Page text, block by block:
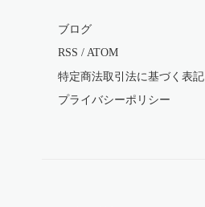
ブログ
RSS / ATOM
特定商法取引法に基づく表記
プライバシーポリシー